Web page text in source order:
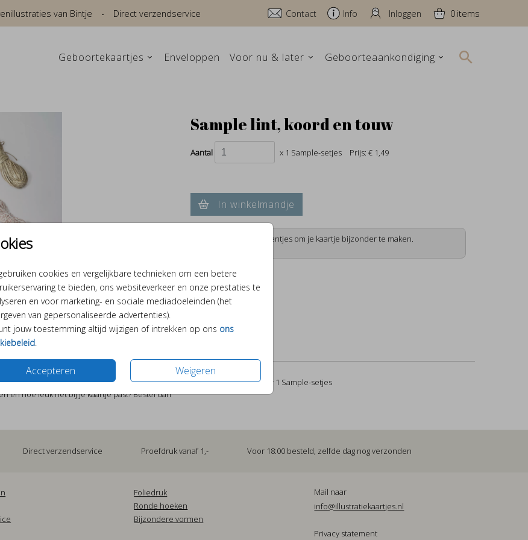
van Bintje Direct verzendservice Contact Info Inloggen 0
Geboortekaartjes Enveloppen Voor nu & later Geboorteaankondiging
cookies en vergelijkbare technieken om een betere
te bieden, ons websiteverkeer en onze prestaties te
en voor marketing- en sociale mediadoeleinden (het
van gepersonaliseerde advertenties).
jouw toestemming altijd wijzigen of intrekken op ons ons
.
Accepteren Weigeren
Sample lint, koord en touw
Aantal x 1 Sample-setjes Prijs:€ 1,49
In winkelmandje
Verschillende elementjes om je kaartje bijzonder te maken.
en hoe leuk het bij je kaartje past? Bestel dan
Prijs:€ 1,49 per 1 Sample-setjes
Direct verzendservice Proefdruk vanaf 1,- Voor 18:00 besteld, zelfde dag nog verzonden
Foliedruk
Ronde hoeken
Bijzondere vormen
Mail naar
info@illustratiekaartjes.nl
Privacy statement